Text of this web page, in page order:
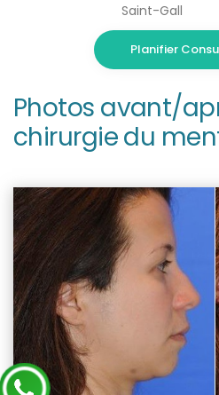
Saint-Gall
Planifier
Photos avant/
chirurgie du